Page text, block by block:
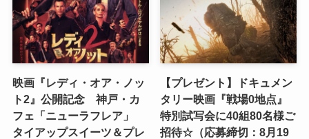
映画『レディ・オア・ノッ
ト2』公開記念 神戸・カ
フェ「ニューラフレア」
タイアップスイーツ＆プレ
【プレゼント】ドキュメン
タリー映画『戦場0地点』
特別試写会に40組80名様ご
招待☆（応募締切：8月19